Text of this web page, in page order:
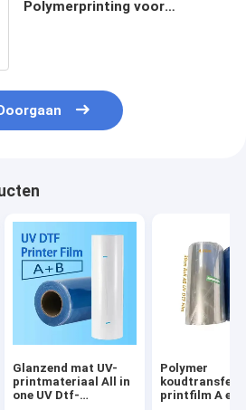
Polymerprinting voor
Glanzend mat UV-
printmateriaal All in
one UV Dtf-
Polymer
koudtransfer
printfilm A en